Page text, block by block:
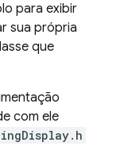
para exibir
sua própria
que
com ele